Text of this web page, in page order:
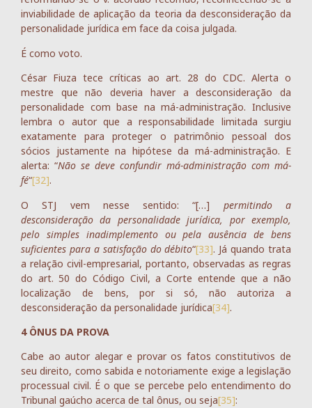
inviabilidade de aplicação da teoria da desconsideração da
personalidade jurídica em face da coisa julgada.
É como voto.
César Fiuza tece críticas ao art. 28 do CDC. Alerta o
mestre que não deveria haver a desconsideração da
personalidade com base na má-administração. Inclusive
lembra o autor que a responsabilidade limitada surgiu
exatamente para proteger o patrimônio pessoal dos
sócios justamente na hipótese da má-administração. E
alerta: “Não se deve confundir má-administração com má-
fé“[32].
O STJ vem nesse sentido: “[…] permitindo a
desconsideração da personalidade jurídica, por exemplo,
pelo simples inadimplemento ou pela ausência de bens
suficientes para a satisfação do débito“[33]. Já quando trata
a relação civil-empresarial, portanto, observadas as regras
do art. 50 do Código Civil, a Corte entende que a não
localização de bens, por si só, não autoriza a
desconsideração da personalidade jurídica[34].
4 ÔNUS DA PROVA
Cabe ao autor alegar e provar os fatos constitutivos de
seu direito, como sabida e notoriamente exige a legislação
processual civil. É o que se percebe pelo entendimento do
Tribunal gaúcho acerca de tal ônus, ou seja[35]: